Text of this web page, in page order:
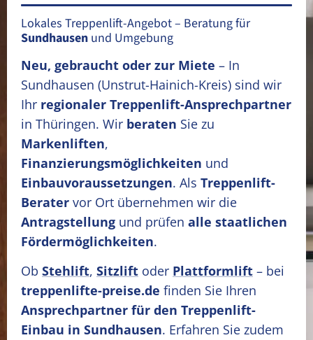
Lokales Treppenlift-Angebot – Beratung für
Sundhausen und Umgebung
Neu, gebraucht oder zur Miete – In
Sundhausen (Unstrut-Hainich-Kreis) sind wir
Ihr regionaler Treppenlift-Ansprechpartner
in Thüringen. Wir beraten Sie zu
Markenliften,
Finanzierungsmöglichkeiten und
Einbauvoraussetzungen. Als Treppenlift-
Berater vor Ort übernehmen wir die
Antragstellung und prüfen alle staatlichen
Fördermöglichkeiten.
Ob Stehlift, Sitzlift oder Plattformlift – bei
treppenlifte-preise.de finden Sie Ihren
Ansprechpartner für den Treppenlift-
Einbau in Sundhausen. Erfahren Sie zudem